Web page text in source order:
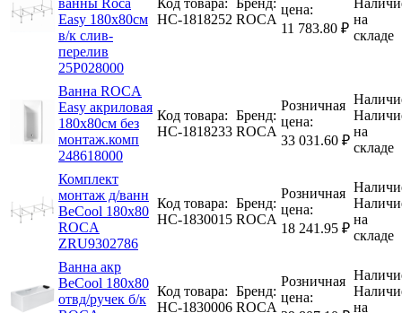
Easy 180х80см
в/к слив-
перелив
25P028000
НС-1818252 ROCA
цена:
11 783.80 ₽
на
складе
Ванна ROCA
Easy акриловая
180х80см без
монтаж.комп
248618000
Код товара:
НС-1818233
Бренд:
ROCA
Розничная
цена:
33 031.60 ₽
на
складе
Комплект
монтаж д/ванн
BeCool 180х80
ROCA
ZRU9302786
Код товара:
НС-1830015
Бренд:
ROCA
Розничная
цена:
18 241.95 ₽
на
складе
Ванна акр
BeCool 180х80
отвд/ручек б/к
Код товара:
НС-1830006
Бренд:
ROCA
Розничная
цена:
на